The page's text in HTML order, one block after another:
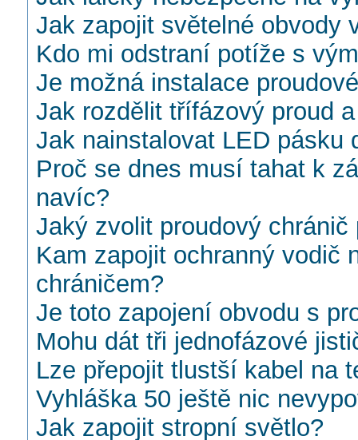
Jak zapojit světelné obvody
Kdo mi odstraní potíže s
Je možná instalace
Jak rozdělit třífázový proud
Jak nainstalovat LED pásku
Proč se dnes musí tahat k
navíc?
Jaký zvolit proudový chránič
Kam zapojit ochranný vodič
chráničem?
Je toto zapojení obvodu s
Mohu dát tři jednofázové
Lze přepojit tlustší kabel na
Vyhláška 50 ještě nic
Jak zapojit stropní světlo?